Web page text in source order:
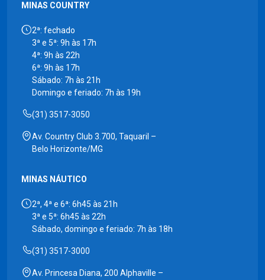
MINAS COUNTRY
2ª: fechado
3ª e 5ª: 9h às 17h
4ª: 9h às 22h
6ª: 9h às 17h
Sábado: 7h às 21h
Domingo e feriado: 7h às 19h
(31) 3517-3050
Av. Country Club 3.700, Taquaril –
Belo Horizonte/MG
MINAS NÁUTICO
2ª, 4ª e 6ª: 6h45 às 21h
3ª e 5ª: 6h45 às 22h
Sábado, domingo e feriado: 7h às 18h
(31) 3517-3000
Av. Princesa Diana, 200 Alphaville –